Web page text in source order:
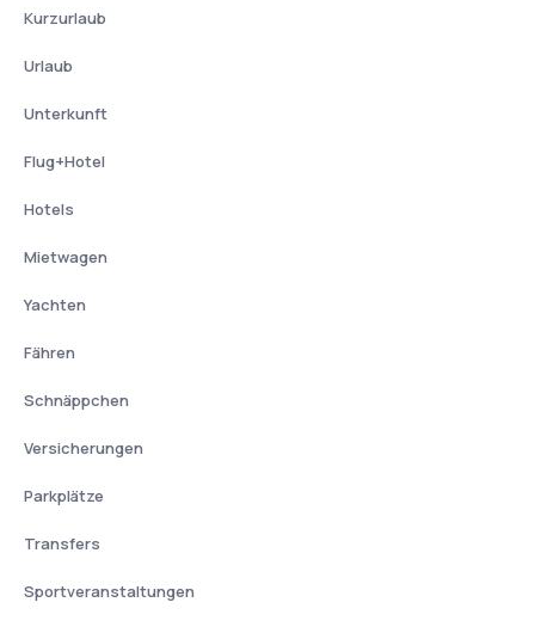
Kurzurlaub
Urlaub
Unterkunft
Flug+Hotel
Hotels
Mietwagen
Yachten
Fähren
Schnäppchen
Versicherungen
Parkplätze
Transfers
Sportveranstaltungen